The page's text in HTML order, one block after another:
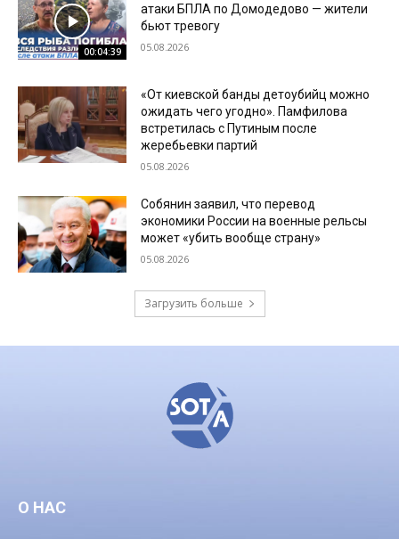
00:04:39
атаки БПЛА по Домодедово — жители
бьют тревогу
05.08.2026
«От киевской банды детоубийц можно
ожидать чего угодно». Памфилова
встретилась с Путиным после
жеребьевки партий
05.08.2026
Собянин заявил, что перевод
экономики России на военные рельсы
может «убить вообще страну»
05.08.2026
Загрузить больше
О НАС